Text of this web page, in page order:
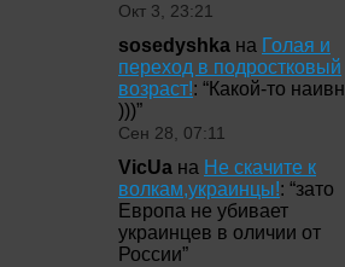
Окт 3, 23:21
sosedyshka на Голая и
переход в подростковый
возраст!: “Какой-то
)))”
Сен 28, 07:11
VicUa на Не скачите к
волкам,украинцы!: “зато
Европа не убивает
украинцев в оличии от
России”